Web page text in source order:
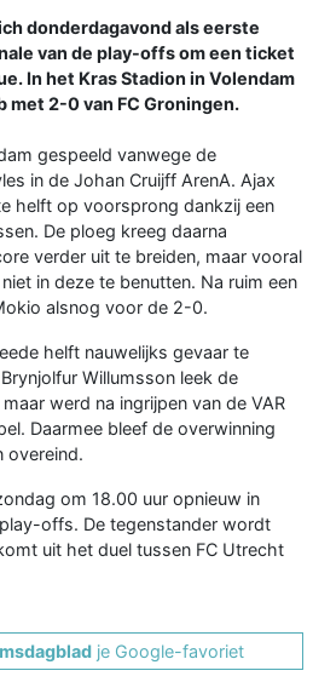
donderdagavond als eerste
van de play-offs om een ticket
In het Kras Stadion in Volendam
met 2-0 van FC Groningen.
gespeeld vanwege de
in de Johan Cruijff ArenA. Ajax
helft op voorsprong dankzij een
De ploeg kreeg daarna
verder uit te breiden, maar vooral
in deze te benutten. Na ruim een
alsnog voor de 2-0.
helft nauwelijks gevaar te
Willumsson leek de
werd na ingrijpen van de VAR
Daarmee bleef de overwinning
overeind.
om 18.00 uur opnieuw in
offs. De tegenstander wordt
uit het duel tussen FC Utrecht
je Google-favoriet